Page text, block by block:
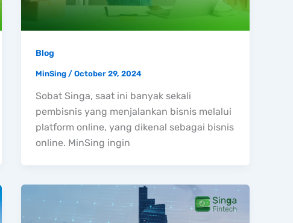
Blog
MinSing /October 29, 2024
Sobat Singa, saat ini banyak sekali
pembisnis yang menjalankan bisnis melalui
platform online, yang dikenal sebagai bisnis
online. MinSing ingin